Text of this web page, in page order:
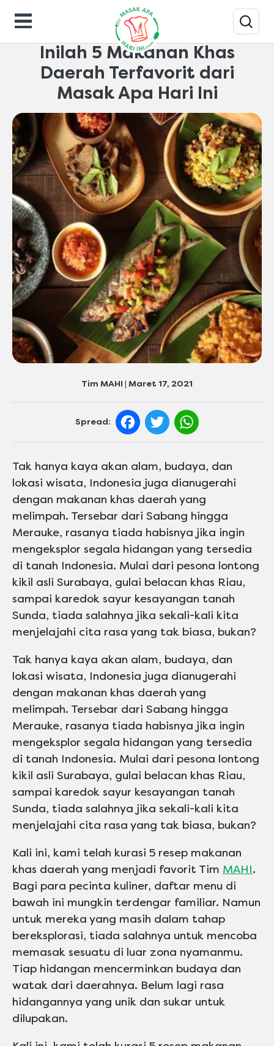
Makanan-gaya-hidup
Inilah 5 Makanan Khas
Daerah Terfavorit dari
Masak Apa Hari Ini
Tim MAHI | Maret 17, 2021
Spread:
null
Facebook
null null
Twitter
null
Tak hanya kaya akan alam, budaya, dan
lokasi wisata, Indonesia juga dianugerahi
dengan makanan khas daerah yang
melimpah. Tersebar dari Sabang hingga
Merauke, rasanya tiada habisnya jika ingin
mengeksplor segala hidangan yang tersedia
di tanah Indonesia. Mulai dari pesona lontong
kikil asli Surabaya, gulai belacan khas Riau,
sampai karedok sayur kesayangan tanah
Sunda, tiada salahnya jika sekali-kali kita
menjelajahi cita rasa yang tak biasa, bukan?
Tak hanya kaya akan alam, budaya, dan
lokasi wisata, Indonesia juga dianugerahi
dengan makanan khas daerah yang
melimpah. Tersebar dari Sabang hingga
Merauke, rasanya tiada habisnya jika ingin
mengeksplor segala hidangan yang tersedia
di tanah Indonesia. Mulai dari pesona lontong
kikil asli Surabaya, gulai belacan khas Riau,
sampai karedok sayur kesayangan tanah
Sunda, tiada salahnya jika sekali-kali kita
menjelajahi cita rasa yang tak biasa, bukan?
Kali ini, kami telah kurasi 5 resep makanan
khas daerah yang menjadi favorit Tim MAHI.
Bagi para pecinta kuliner, daftar menu di
bawah ini mungkin terdengar familiar. Namun
untuk mereka yang masih dalam tahap
bereksplorasi, tiada salahnya untuk mencoba
memasak sesuatu di luar zona nyamanmu.
Tiap hidangan mencerminkan budaya dan
watak dari daerahnya. Belum lagi rasa
hidangannya yang unik dan sukar untuk
dilupakan.